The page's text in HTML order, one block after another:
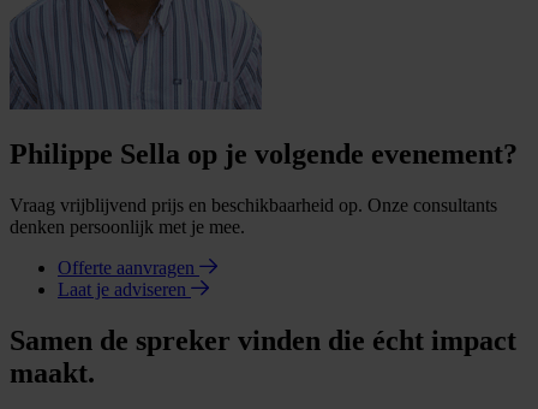
Philippe Sella op je volgende evenement?
Vraag vrijblijvend prijs en beschikbaarheid op. Onze consultants
denken persoonlijk met je mee.
Offerte aanvragen
Laat je adviseren
Samen de spreker vinden die écht impact
maakt.